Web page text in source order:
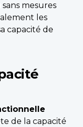
mesures
les
capacité de
de la capacité